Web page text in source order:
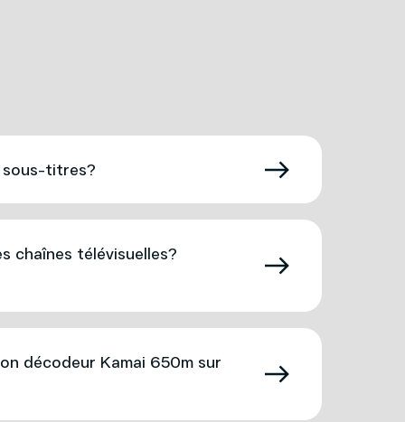
sous-titres?
chaînes télévisuelles?
décodeur Kamai 650m sur